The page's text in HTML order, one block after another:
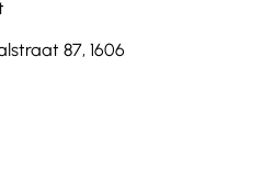
87, 1606